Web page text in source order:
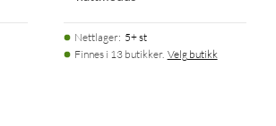
Nettlager: 5+ st
Finnes i 13 butikker. Velg butikk